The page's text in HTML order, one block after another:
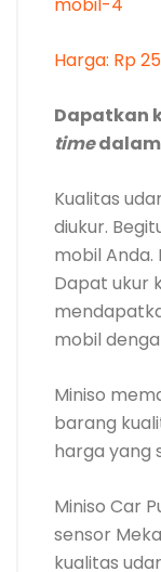
mobil Anda.
Miniso
harga yang
Miniso Car
sensor
kualitas
PM2.5 dan
Selain itu,
dilepas.